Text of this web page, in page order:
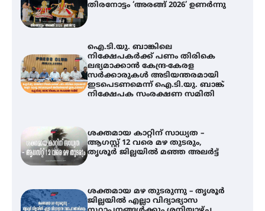
തിരനോട്ടം ‘അരങ്ങ് 2026’ ഉണർന്നു
ഐ.ടി.യു. ബാങ്കിലെ
നിക്ഷേപകർക്ക് പണം തിരികെ
ലഭ്യമാക്കാൻ കേന്ദ്ര-കേരള
സർക്കാരുകൾ അടിയന്തരമായി
ഇടപെടണമെന്ന് ഐ.ടി.യു. ബാങ്ക്
നിക്ഷേപക സംരക്ഷണ സമിതി
ശക്തമായ കാറ്റിന് സാധ്യത –
ആഗസ്റ്റ് 12 വരെ മഴ തുടരും,
തൃശൂർ ജില്ലയിൽ മഞ്ഞ അലർട്ട്
ശക്തമായ മഴ തുടരുന്നു – തൃശൂർ
ജില്ലയിൽ എല്ലാ വിദ്യാഭ്യാസ
ഐ.ടി.യു. ബാങ്കിലെ